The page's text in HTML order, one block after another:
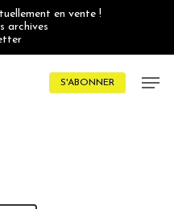
en vente !
archives
S'ABONNER